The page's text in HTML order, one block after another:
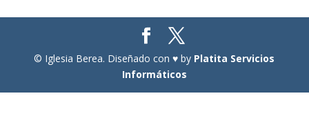
© Iglesia Berea. Diseñado con ♥ by Platita Servicios
Informáticos